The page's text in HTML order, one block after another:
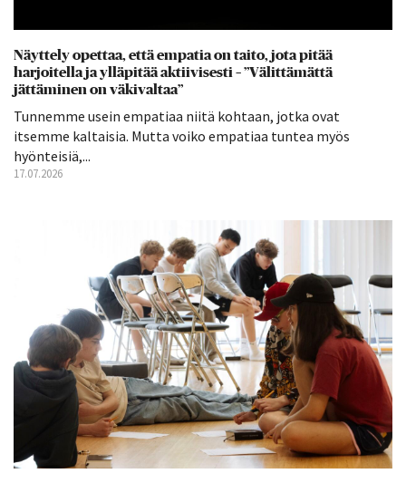
Näyttely opettaa, että empatia on taito, jota pitää
harjoitella ja ylläpitää aktiivisesti – ”Välittämättä
jättäminen on väkivaltaa”
Tunnemme usein empatiaa niitä kohtaan, jotka ovat
itsemme kaltaisia. Mutta voiko empatiaa tuntea myös
hyönteisiä,...
17.07.2026